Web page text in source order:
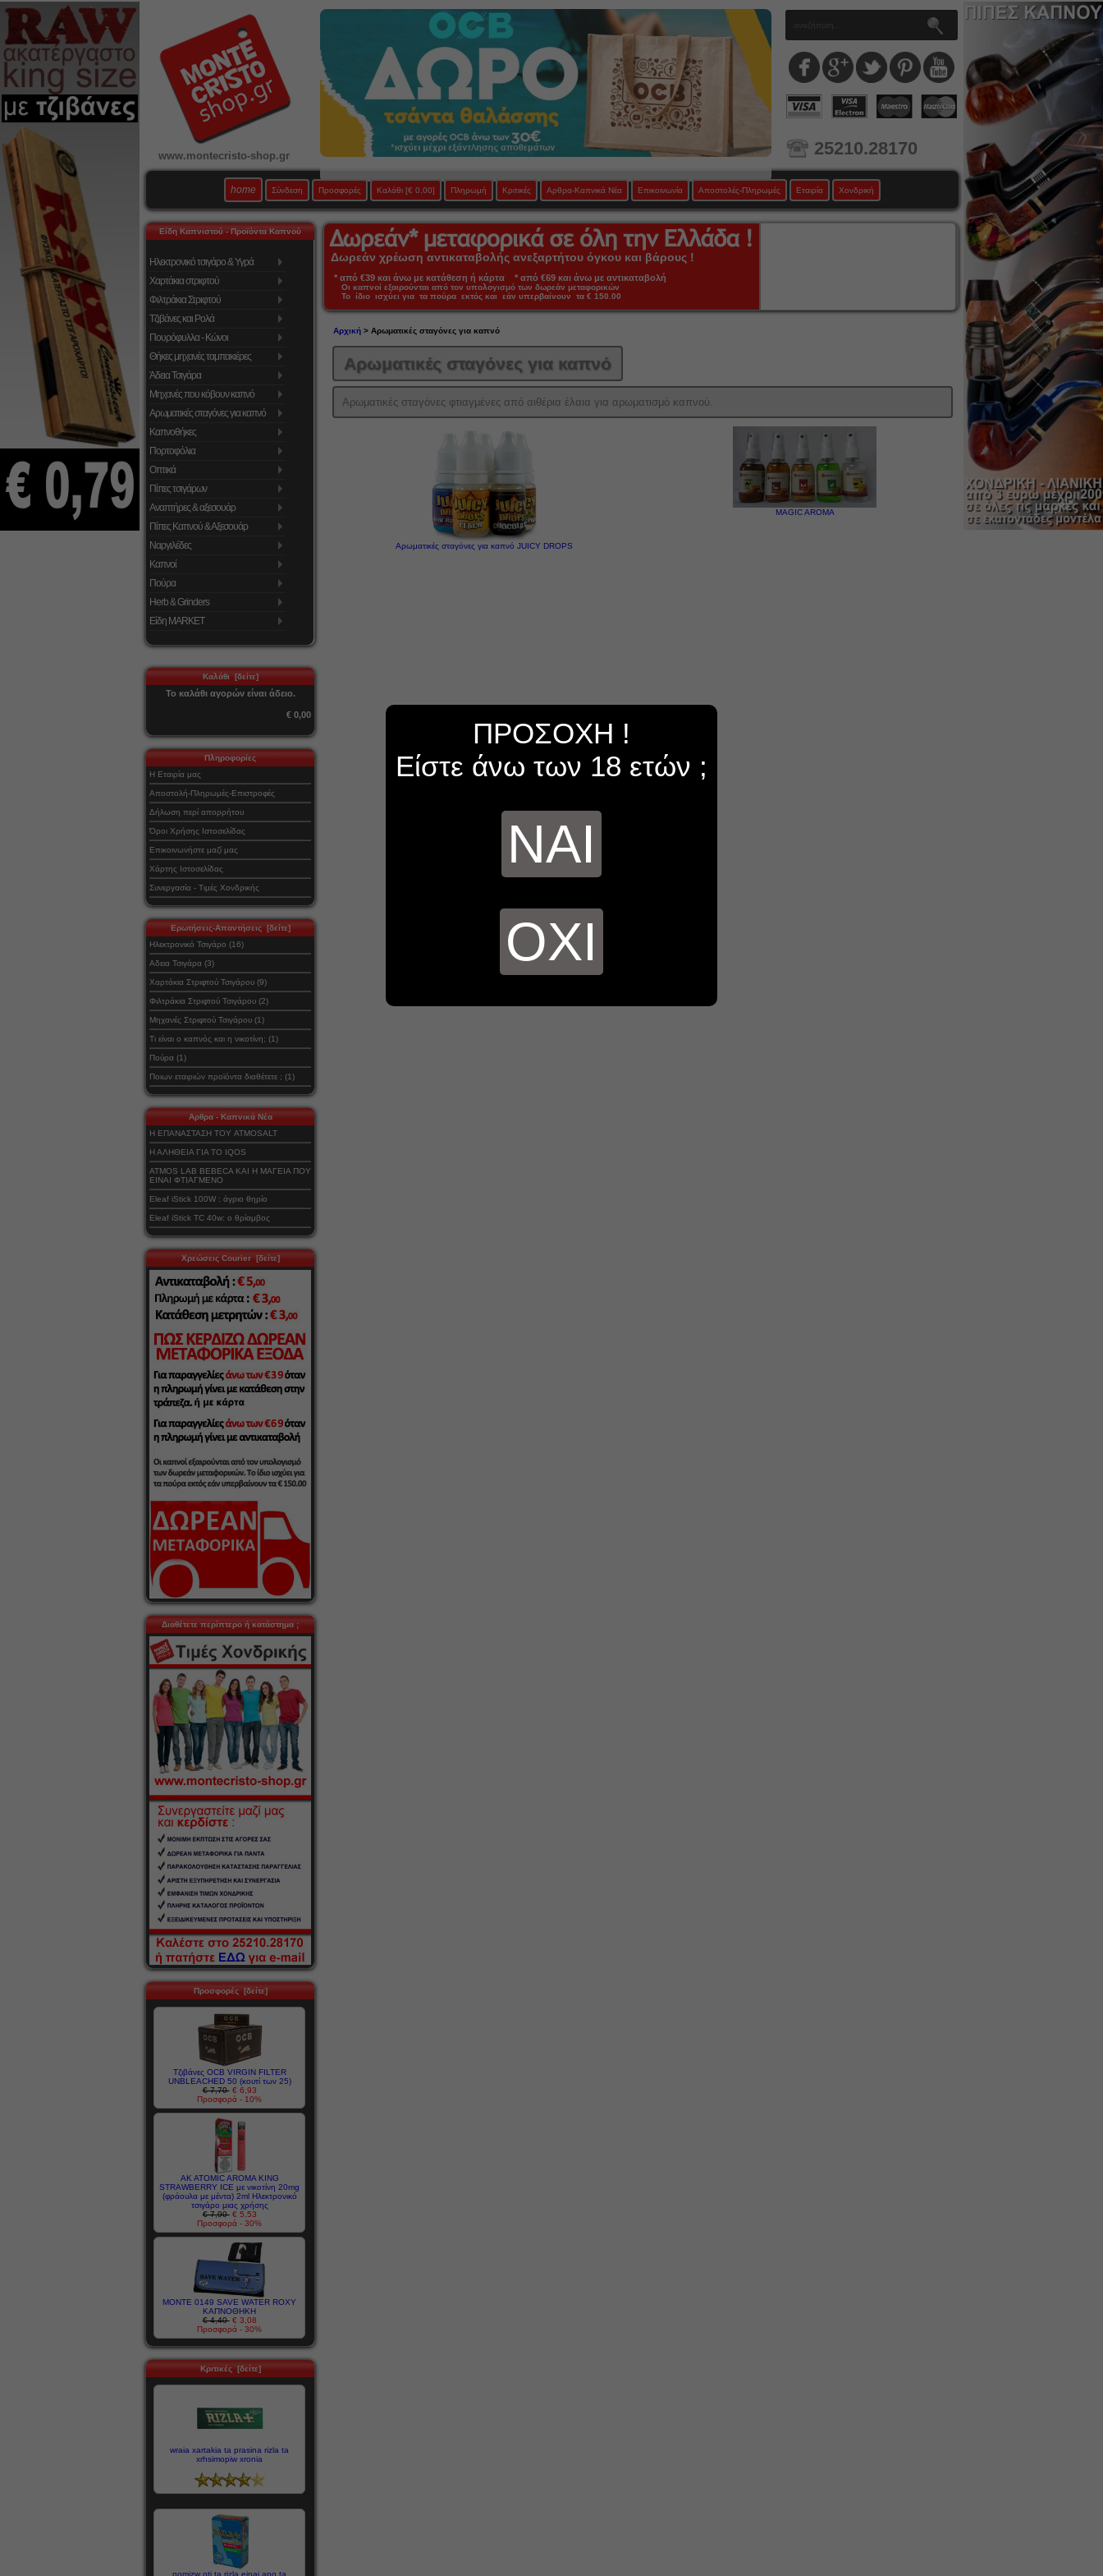
www.montecristo-shop.gr 25210.28170
home Σύνδεση Προσφορές Καλάθι [€ 0,00] Πληρωμή Κριτικές Αρθρα-Καπνικά Νέα Επικοινωνία Αποστολές-Πληρωμές Εταιρία Χονδρική
Είδη Καπνιστού - Προϊόντα Καπνού
Ηλεκτρονικό τσιγάρο & Υγρά
Χαρτάκια στριφτού
Φιλτράκια Στριφτού
Τζιβάνες και Ρολά
Πουρόφυλλα - Κώνοι
Θήκες μηχανές ταμπακιέρες
Άδεια Τσιγάρα
Μηχανές που κόβουν καπνό
Αρωματικές σταγόνες για καπνό
Καπνοθήκες
Πορτοφόλια
Οπτικά
Πίπες τσιγάρων
Αναπτήρες & αξεσουάρ
Πίπες Καπνού & Αξεσουάρ
Ναργιλέδες
Καπνοί
Πούρα
Herb & Grinders
Είδη MARKET
Καλάθι [δείτε]
Το καλάθι αγορών είναι άδειο.
€ 0,00
Πληροφορίες
Η Εταιρία μας
Αποστολή-Πληρωμές-Επιστροφές
Δήλωση περί απορρήτου
Όροι Χρήσης Ιστοσελίδας
Επικοινωνήστε μαζί μας
Χάρτης Ιστοσελίδας
Συνεργασία - Τιμές Χονδρικής
Ερωτήσεις-Απαντήσεις [δείτε]
Ηλεκτρονικό Τσιγάρο (16)
Αδεια Τσιγάρα (3)
Χαρτάκια Στριφτού Τσιγάρου (9)
Φιλτράκια Στριφτού Τσιγάρου (2)
Μηχανές Στριφτού Τσιγάρου (1)
Τι είναι ο καπνός και η νικοτίνη; (1)
Πούρα (1)
Ποιων εταιριών προϊόντα διαθέτετε ; (1)
Αρθρα - Καπνικά Νέα
Η ΕΠΑΝΑΣΤΑΣΗ ΤΟΥ ATMOSALT
Η ΑΛΗΘΕΙΑ ΓΙΑ ΤΟ IQOS
ATMOS LAB BEBECA ΚΑΙ Η ΜΑΓΕΙΑ ΠΟΥ
ΕΙΝΑΙ ΦΤΙΑΓΜΕΝΟ
Eleaf iStick 100W : άγριο θηρίο
Eleaf iStick TC 40w: ο θρίαμβος
Χρεώσεις Courier [δείτε]
Διαθέτετε περίπτερο ή κατάστημα ;
Προσφορές [δείτε]
Τζιβάνες OCB VIRGIN FILTER
UNBLEACHED 50 (κουτί των 25)
€ 7,70 € 6,93
Προσφορά - 10%
AK ATOMIC AROMA KING
STRAWBERRY ICE με νικοτίνη 20mg
(φράουλα με μέντα) 2ml Ηλεκτρονικό
τσιγάρο μιας χρήσης
€ 7,90 € 5,53
Προσφορά - 30%
MONTE 0149 SAVE WATER ROXY
ΚΑΠΝΟΘΗΚΗ
€ 4,40 € 3,08
Προσφορά - 30%
Κριτικές [δείτε]
wraia xartakia ta prasina rizla ta
xrhsimopiw xronia
nomizw oti ta rizla einai apo ta
Δωρεάν χρέωση αντικαταβολής ανεξαρτήτου όγκου και βάρους !
* από €39 και άνω με κατάθεση ή κάρτα * από €69 και άνω με αντικαταβολή
Οι καπνοί εξαιρούνται από τον υπολογισμό των δωρεάν μεταφορικών
Το ίδιο ισχύει για τα πούρα εκτός και εάν υπερβαίνουν τα € 150.00
Αρχική> Αρωματικές σταγόνες για καπνό
Αρωματικές σταγόνες για καπνό
Αρωματικές σταγόνες φτιαγμένες από αιθέρια έλαια για αρωματισμό καπνού.
Αρωματικές σταγόνες για καπνό JUICY DROPS
MAGIC AROMA
ΠΡΟΣΟΧΗ !
Είστε άνω των 18 ετών ;
ΝΑΙ
ΟΧΙ